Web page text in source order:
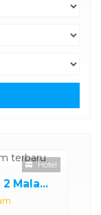
Mala...
Hotel